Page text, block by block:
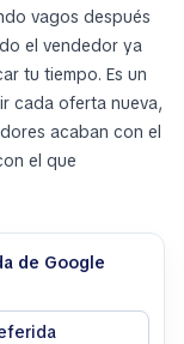
vagos después
el vendedor ya
tu tiempo. Es un
cada oferta nueva,
acaban con el
el que
de Google